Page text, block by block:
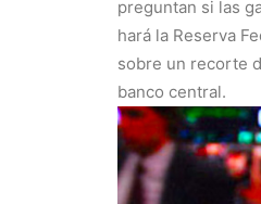
preguntan si las
hará la Reserva
sobre un recorte
banco central.